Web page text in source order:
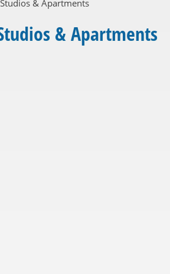
& Apartments
& Apartments